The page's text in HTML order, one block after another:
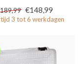
€148,99
3 tot 6 werkdagen